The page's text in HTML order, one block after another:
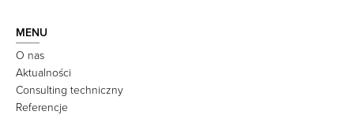
MENU
O nas
Aktualności
Consulting techniczny
Referencje